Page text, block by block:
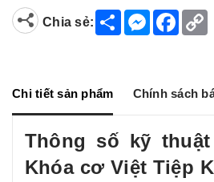
Chia sẻ:
S
h
M
e
g
F
a
o
Chi tiết sản phẩm Chính sách
Thông số kỹ
Khóa cơ Việt Tiệp